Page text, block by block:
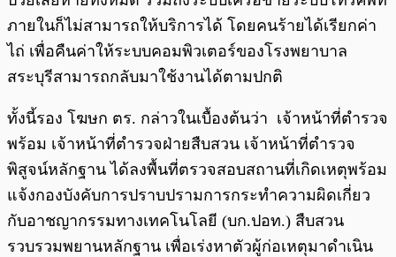
ภายในก็ไม่สามารถให้บริการได้ โดยคนร้ายได้เรียกค่า
ไถ่ เพื่อคืนค่าให้ระบบคอมพิวเตอร์ของโรงพยาบาล
สระบุรีสามารถกลับมาใช้งานได้ตามปกติ
ทั้งนี้รอง โฆษก ตร. กล่าวในเบื้องต้นว่า เจ้าหน้าที่ตำรวจ
พร้อม เจ้าหน้าที่ตำรวจฝ่ายสืบสวน เจ้าหน้าที่ตำรวจ
พิสูจน์หลักฐาน ได้ลงพื้นที่ตรวจสอบสถานที่เกิดเหตุพร้อม
แจ้งกองบังคับการปราบปรามการกระทำความผิดเกี่ยว
กับอาชญากรรมทางเทคโนโลยี (บก.ปอท.) สืบสวน
รวบรวมพยานหลักฐาน เพื่อเร่งหาตัวผู้ก่อเหตุมาดำเนิน